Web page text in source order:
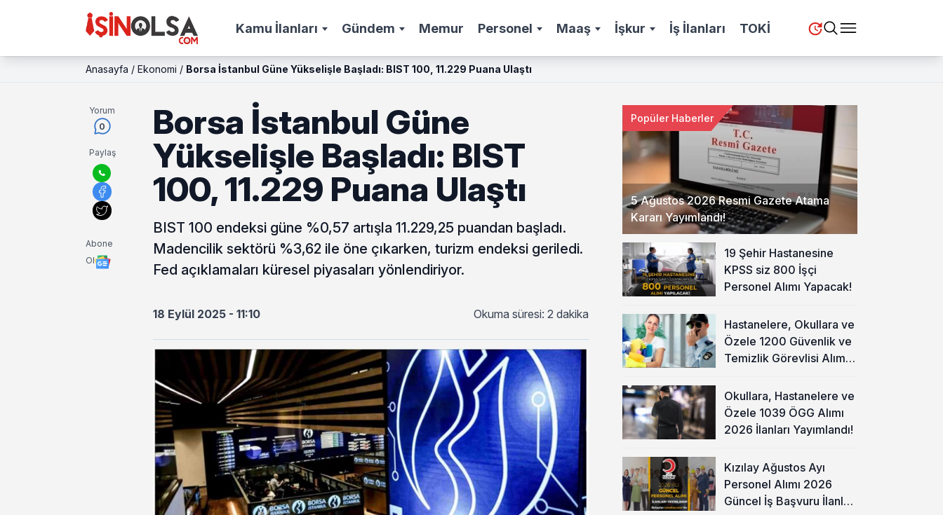
Kamu İlanları Gündem Memur Personel Maaş İşkur İş İlanları TOKİ
Anasayfa / Ekonomi / Borsa İstanbul Güne Yükselişle Başladı: BIST 100, 11.229 Puana Ulaştı
Yorum
0
Paylaş
Abone
Ol
Borsa İstanbul Güne
Yükselişle Başladı: BIST
100, 11.229 Puana Ulaştı
BIST 100 endeksi güne %0,57 artışla 11.229,25 puandan başladı.
Madencilik sektörü %3,62 ile öne çıkarken, turizm endeksi geriledi.
Fed açıklamaları küresel piyasaları yönlendiriyor.
18 Eylül 2025 - 11:10 Okuma süresi: 2 dakika
5 Ağustos 2026 Resmi Gazete Atama
Kararı Yayımlandı!
Popüler Haberler
19 Şehir Hastanesine
KPSS siz 800 İşçi
Personel Alımı Yapacak!
Hastanelere, Okullara ve
Özele 1200 Güvenlik ve
Temizlik Görevlisi Alımı
Okullara, Hastanelere ve
Özele 1039 ÖGG Alımı
2026 İlanları Yayımlandı!
Kızılay Ağustos Ayı
Personel Alımı 2026
Güncel İş Başvuru İlanları